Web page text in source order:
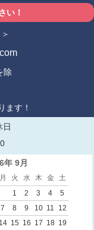
い！
除
ます！
日
年 9月
月 火 水 木 金
土
1
2 3 4
5
7 8 9 10 11
12
14 15 16 17 18 19